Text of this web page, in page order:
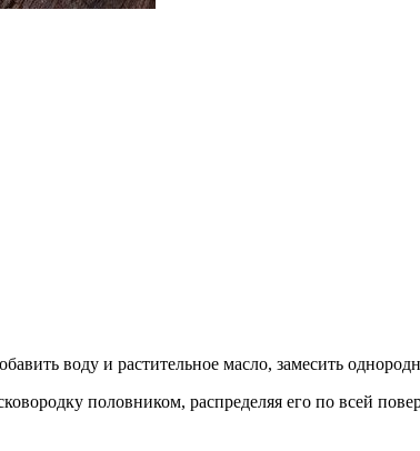
воду и растительное масло, замесить
половником, распределяя его по всей